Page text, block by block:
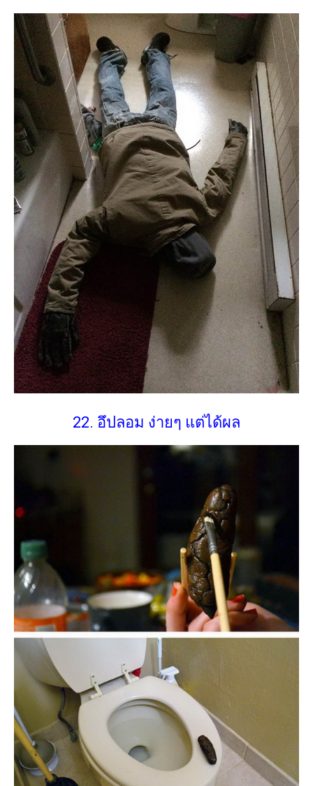
22. อึปลอม ง่ายๆ แต่ได้ผล